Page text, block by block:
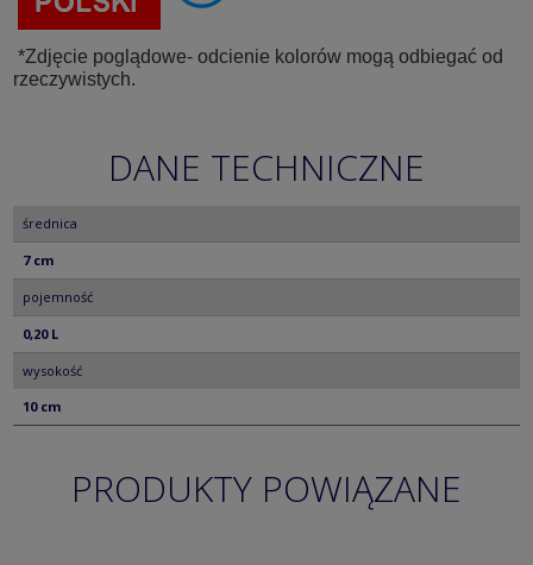
*Zdjęcie poglądowe- odcienie kolorów mogą odbiegać od
rzeczywistych.
DANE TECHNICZNE
średnica
7 cm
pojemność
0,20 L
wysokość
10 cm
PRODUKTY POWIĄZANE